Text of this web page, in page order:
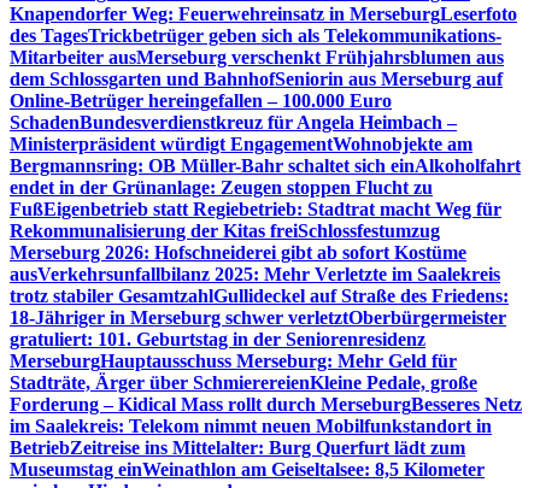
Knapendorfer Weg: Feuerwehreinsatz in MerseburgLeserfoto
des TagesTrickbetrüger geben sich als Telekommunikations-
Mitarbeiter ausMerseburg verschenkt Frühjahrsblumen aus
dem Schlossgarten und BahnhofSeniorin aus Merseburg auf
Online-Betrüger hereingefallen – 100.000 Euro
SchadenBundesverdienstkreuz für Angela Heimbach –
Ministerpräsident würdigt EngagementWohnobjekte am
Bergmannsring: OB Müller-Bahr schaltet sich einAlkoholfahrt
endet in der Grünanlage: Zeugen stoppen Flucht zu
FußEigenbetrieb statt Regiebetrieb: Stadtrat macht Weg für
Rekommunalisierung der Kitas freiSchlossfestumzug
Merseburg 2026: Hofschneiderei gibt ab sofort Kostüme
ausVerkehrsunfallbilanz 2025: Mehr Verletzte im Saalekreis
trotz stabiler GesamtzahlGullideckel auf Straße des Friedens:
18-Jähriger in Merseburg schwer verletztOberbürgermeister
gratuliert: 101. Geburtstag in der Seniorenresidenz
MerseburgHauptausschuss Merseburg: Mehr Geld für
Stadträte, Ärger über SchmierereienKleine Pedale, große
Forderung – Kidical Mass rollt durch MerseburgBesseres Netz
im Saalekreis: Telekom nimmt neuen Mobilfunkstandort in
BetriebZeitreise ins Mittelalter: Burg Querfurt lädt zum
Museumstag einWeinathlon am Geiseltalsee: 8,5 Kilometer